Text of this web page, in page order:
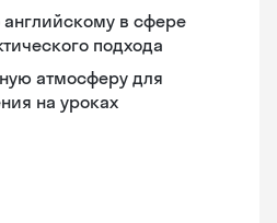
в сфере
подхода
атмосферу для
на уроках